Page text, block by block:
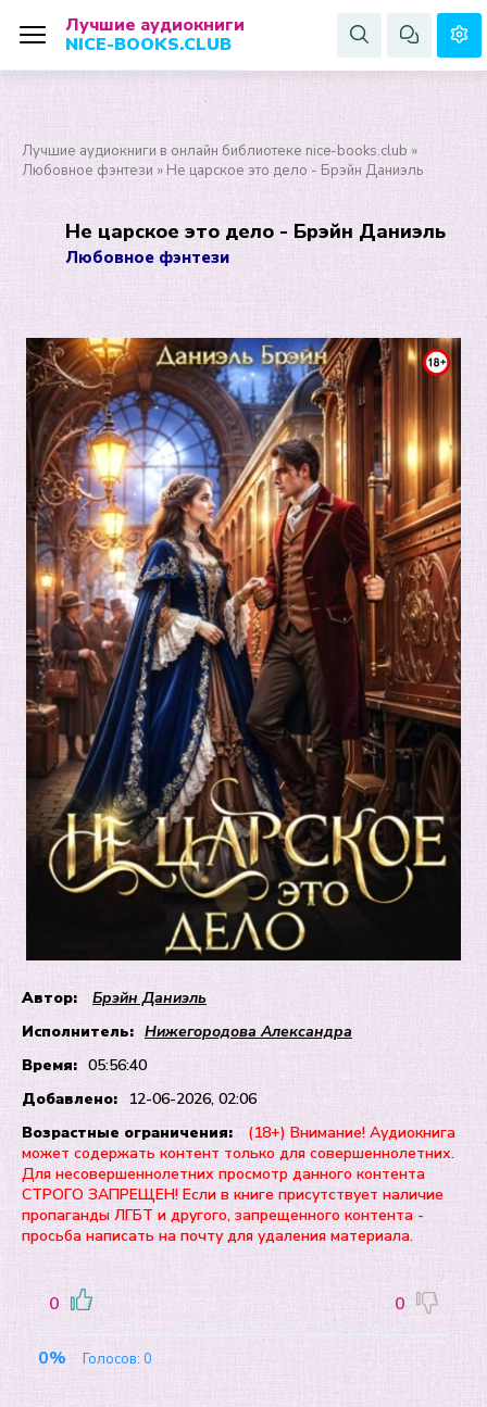
Лучшие аудиокниги
NICE-BOOKS.CLUB
Лучшие аудиокниги в онлайн библиотеке nice-books.club »
Любовное фэнтези » Не царское это дело - Брэйн Даниэль
Не царское это дело - Брэйн Даниэль
Любовное фэнтези
Автор:
Брэйн Даниэль
Исполнитель: Нижегородова Александра
Время: 05:56:40
Добавлено:
12-06-2026, 02:06
Возрастные ограничения:
(18+) Внимание! Аудиокнига
может содержать контент только для совершеннолетних.
Для несовершеннолетних просмотр данного контента
СТРОГО ЗАПРЕЩЕН! Если в книге присутствует наличие
пропаганды ЛГБТ и другого, запрещенного контента -
просьба написать на почту для удаления материала.
0 0
0% Голосов: 0